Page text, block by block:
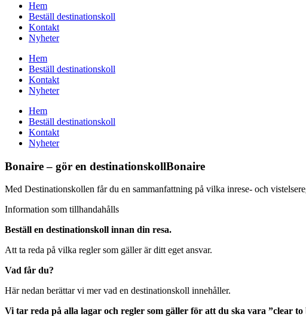
Hem
Beställ destinationskoll
Kontakt
Nyheter
Hem
Beställ destinationskoll
Kontakt
Nyheter
Hem
Beställ destinationskoll
Kontakt
Nyheter
Bonaire – gör en destinationskollBonaire
Med Destinationskollen får du en sammanfattning på vilka inrese- och
Information som tillhandahålls
Beställ en destinationskoll innan din resa.
Att ta reda på vilka regler som gäller är ditt eget ansvar.
Vad får du?
Här nedan berättar vi mer vad en destinationskoll innehåller.
Vi tar reda på alla lagar och regler som gäller för att du ska vara ”clear